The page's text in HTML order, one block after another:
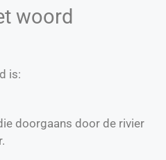
woord
is:
doorgaans door de rivier